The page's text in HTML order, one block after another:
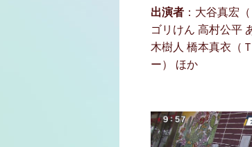
出演者 ：大谷真宏
ゴリけん 高村公平
木樹人 橋本真衣（
ー） ほか